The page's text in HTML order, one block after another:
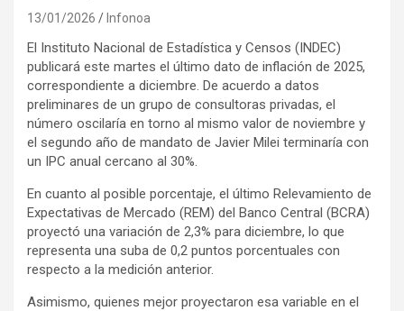
13/01/2026 Infonoa
El Instituto Nacional de Estadística y Censos (INDEC)
publicará este martes el último dato de inflación de 2025,
correspondiente a diciembre. De acuerdo a datos
preliminares de un grupo de consultoras privadas, el
número oscilaría en torno al mismo valor de noviembre y
el segundo año de mandato de Javier Milei terminaría con
un IPC anual cercano al 30%.
En cuanto al posible porcentaje, el último Relevamiento de
Expectativas de Mercado (REM) del Banco Central (BCRA)
proyectó una variación de 2,3% para diciembre, lo que
representa una suba de 0,2 puntos porcentuales con
respecto a la medición anterior.
Asimismo, quienes mejor proyectaron esa variable en el